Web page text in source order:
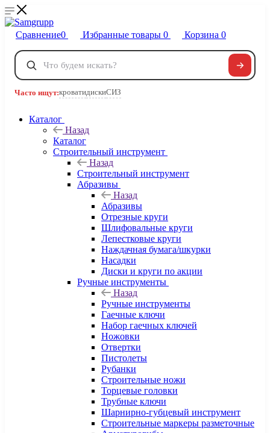
Сравнение0 Избранные товары 0 Корзина 0
Телефоны
8 800 222-40-09
Часто ищут:кроватидискиСИЗ
Каталог
Назад
Каталог
Строительный инструмент
Назад
Строительный инструмент
Абразивы
Назад
Абразивы
Отрезные круги
Шлифовальные круги
Лепестковые круги
Наждачная бумага/шкурки
Насадки
Диски и круги по акции
Ручные инструменты
Назад
Ручные инструменты
Гаечные ключи
Набор гаечных ключей
Ножовки
Отвертки
Пистолеты
Рубанки
Строительные ножи
Торцевые головки
Трубные ключи
Шарнирно-губцевый инструмент
Строительные маркеры разметочные